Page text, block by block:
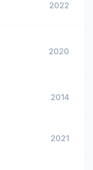
2022
2020
2014
2021